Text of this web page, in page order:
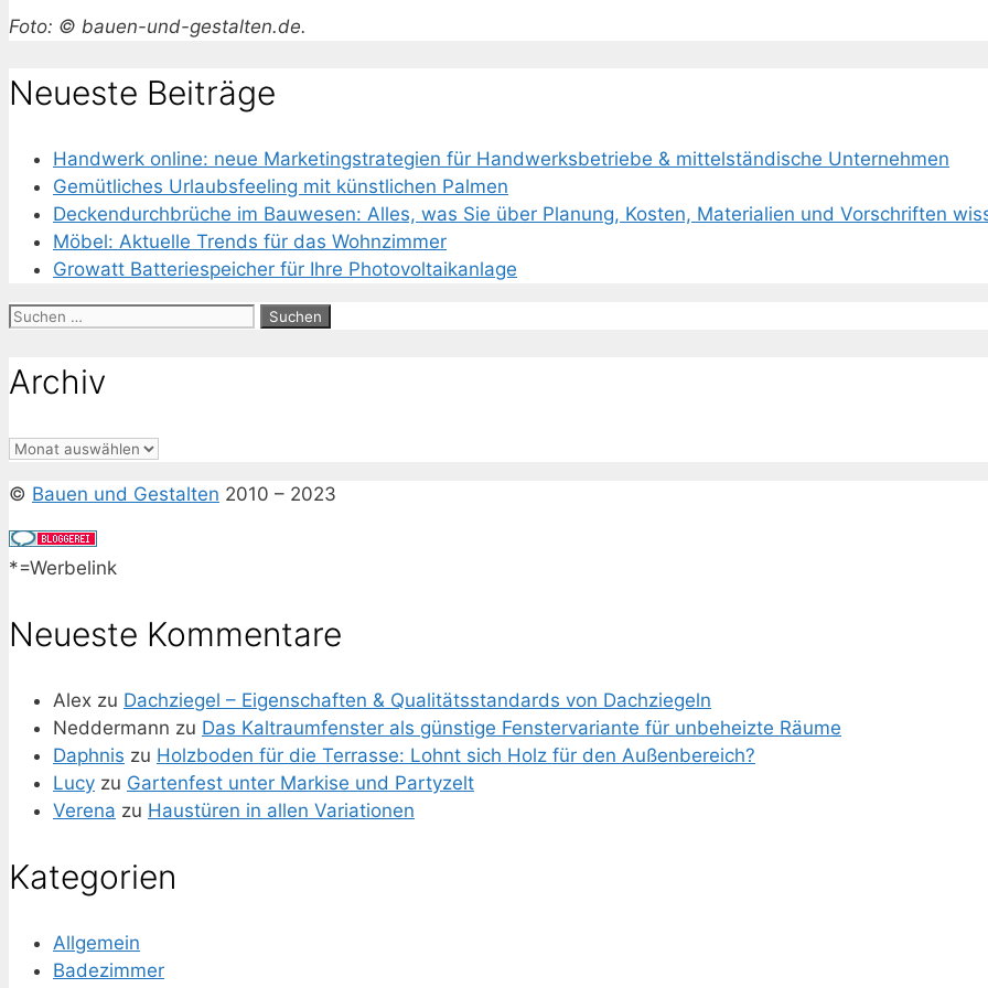
Foto: © bauen-und-gestalten.de.
Neueste Beiträge
Handwerk online: neue Marketingstrategien für Handwerksbetriebe & mittelständische Unternehmen
Gemütliches Urlaubsfeeling mit künstlichen Palmen
Deckendurchbrüche im Bauwesen: Alles, was Sie über Planung, Kosten, Materialien und Vorschriften
Möbel: Aktuelle Trends für das Wohnzimmer
Growatt Batteriespeicher für Ihre Photovoltaikanlage
Suchen
Archiv
Archiv
© Bauen und Gestalten 2010 – 2023
*=Werbelink
Neueste Kommentare
Alex zu Dachziegel – Eigenschaften & Qualitätsstandards von Dachziegeln
Neddermann zu Das Kaltraumfenster als günstige Fenstervariante für unbeheizte Räume
Daphnis zu Holzboden für die Terrasse: Lohnt sich Holz für den Außenbereich?
Lucy zu Gartenfest unter Markise und Partyzelt
Verena zu Haustüren in allen Variationen
Kategorien
Allgemein
Badezimmer